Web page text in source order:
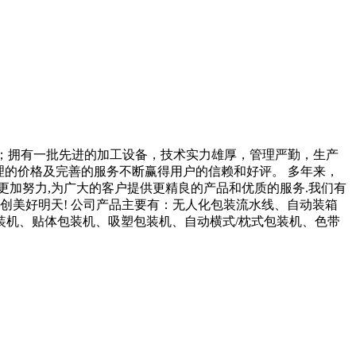
有一批先进的加工设备，技术实力雄厚，管理严勤，生产
价格及完善的服务不断赢得用户的信赖和好评。 多年来，
努力,为广大的客户提供更精良的产品和优质的服务.我们有
美好明天! 公司产品主要有：无人化包装流水线、自动装箱
、贴体包装机、吸塑包装机、自动横式/枕式包装机、色带